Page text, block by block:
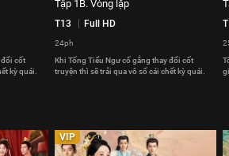
đổi cốt
kỳ quái.
Tập 1B. Vòng lặp
T13 Full HD
24ph
Khi Tống Tiểu Ngư cố gắng thay đổi cốt
truyện thì sẽ trải qua vô số cái chết kỳ quái.
VIP